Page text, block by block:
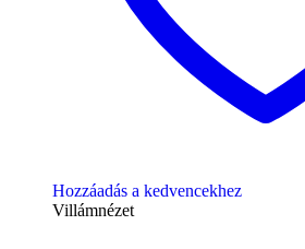
Hozzáadás a kedvencekhez
Villámnézet